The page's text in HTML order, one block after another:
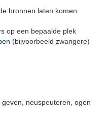
bronnen laten komen
op een bepaalde plek
(bijvoorbeeld zwangere)
neuspeuteren, ogen